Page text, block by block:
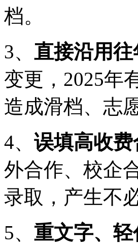
档。
3、 直接沿用
变更，2025年
造成滑档、志
4、 误填高收
外合作、校企
录取，产生不
5、 重文字、轻